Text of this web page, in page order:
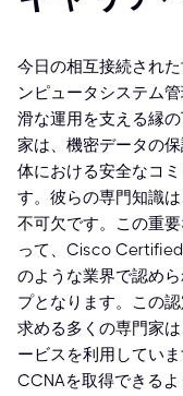
今日の相互接続され
ンピュータシステム
滑な運用を支える縁
家は、機密データの
体における安全なコ
す。彼らの専門知識
不可欠です。この重
って、Cisco
のような業界で認め
プとなります。この
求める多くの専門家は
ービスを利用してい
CCNAを取得できる